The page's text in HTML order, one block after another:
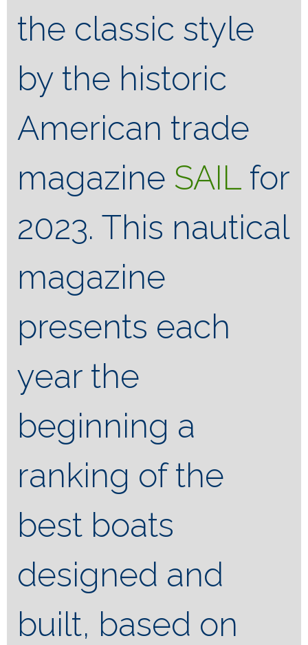
the classic style
by the historic
American trade
magazine SAIL for
2023. This nautical
magazine
presents each
year the
beginning a
ranking of the
best boats
designed and
built, based on